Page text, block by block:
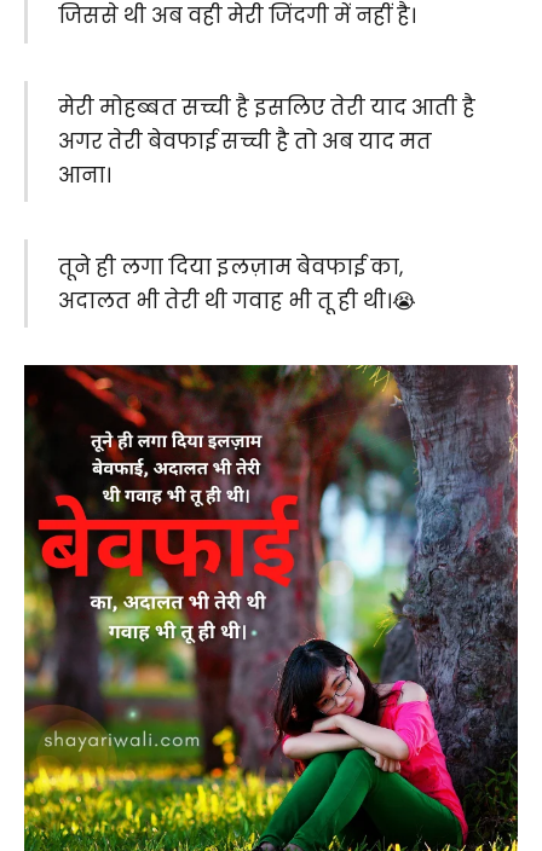
जिससे थी अब वही मेरी जिंदगी में नहीं है।
मेरी मोहब्बत सच्ची है इसलिए तेरी याद आती है
अगर तेरी बेवफाई सच्ची है तो अब याद मत
आना।
तूने ही लगा दिया इलज़ाम बेवफाई का,
अदालत भी तेरी थी गवाह भी तू ही थी।😭